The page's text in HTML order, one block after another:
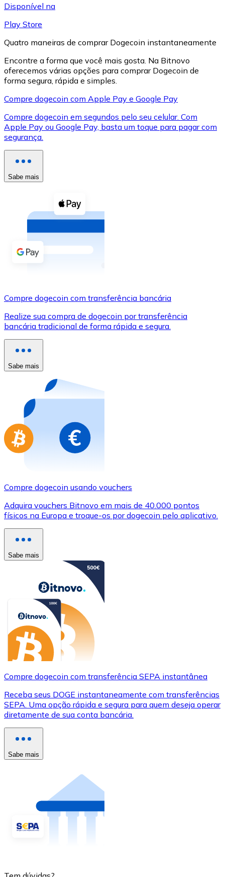
XRP
XRP
Ver tudo
Cupons cripto
Compre criptomoedas com dinheiro e outros
Comprar com dinheiro
Transferência SEPA
Use cartões Visa e Mastercard para comprar
Comprar com cartão
Compre cartões-presente das suas marcas favoritas
Ir para a loja de cartões-presente
Disponível na
Play Store
Quatro maneiras de comprar Dogecoin instantaneamente
Encontre a forma que você mais gosta. Na Bitnovo
oferecemos várias opções para comprar Dogecoin de
forma segura, rápida e simples.
Compre dogecoin com Apple Pay e Google Pay
Compre dogecoin em segundos pelo seu celular. Com
Apple Pay ou Google Pay, basta um toque para pagar com
segurança.
Sabe mais
Compre dogecoin com transferência bancária
Realize sua compra de dogecoin por transferência
bancária tradicional de forma rápida e segura.
Sabe mais
Compre dogecoin usando vouchers
Adquira vouchers Bitnovo em mais de 40.000 pontos
físicos na Europa e troque-os por dogecoin pelo aplicativo.
Sabe mais
Compre dogecoin com transferência SEPA instantânea
Receba seus DOGE instantaneamente com transferências
SEPA. Uma opção rápida e segura para quem deseja operar
diretamente de sua conta bancária.
Sabe mais